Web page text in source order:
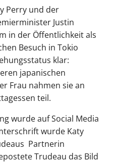
Perry und der
Justin
in der Öffentlichkeit als
Besuch in Tokio
klar:
japanischen
Frau nahmen sie an
teil.
wurde auf Social Media
wurde Katy
Partnerin
Trudeau das Bild